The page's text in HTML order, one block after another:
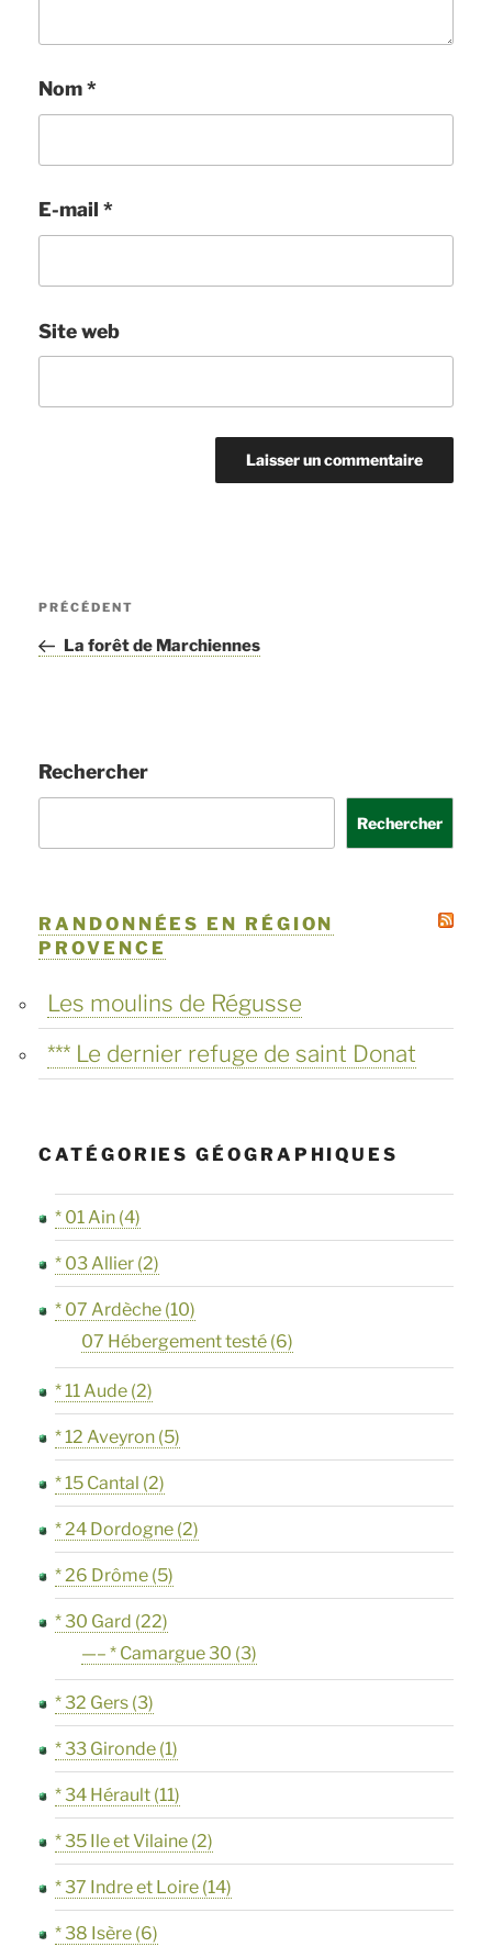
Nom*
E-mail*
Site web
l’article
Article
précédent
PRÉCÉDENT
La forêt de Marchiennes
Rechercher
Rechercher
RANDONNÉES EN RÉGION
PROVENCE
Les moulins de Régusse
*** Le dernier refuge de saint Donat
CATÉGORIES GÉOGRAPHIQUES
* 01 Ain (4)
* 03 Allier (2)
* 07 Ardèche (10)
07 Hébergement testé (6)
* 11 Aude (2)
* 12 Aveyron (5)
* 15 Cantal (2)
* 24 Dordogne (2)
* 26 Drôme (5)
* 30 Gard (22)
—– * Camargue 30 (3)
* 32 Gers (3)
* 33 Gironde (1)
* 34 Hérault (11)
* 35 Ile et Vilaine (2)
* 37 Indre et Loire (14)
* 38 Isère (6)